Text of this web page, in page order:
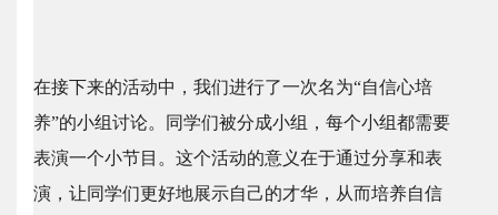
在接下来的活动中，我们进行了一次名为“自信心培
养”的小组讨论。同学们被分成小组，每个小组都需要
表演一个小节目。这个活动的意义在于通过分享和表
演，让同学们更好地展示自己的才华，从而培养自信